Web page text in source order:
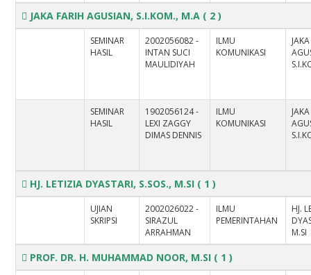
JAKA FARIH AGUSIAN, S.I.KOM., M.A ( 2 )
SEMINAR
HASIL
2002056082 -
INTAN SUCI
MAULIDIYAH
ILMU
KOMUNIKASI
SEMINAR
HASIL
1902056124 -
LEXI ZAGGY
DIMAS DENNIS
ILMU
KOMUNIKASI
HJ. LETIZIA DYASTARI, S.SOS., M.SI ( 1 )
UJIAN
SKRIPSI
2002026022 -
SIRAZUL
ARRAHMAN
ILMU
PEMERINTAHAN
HJ.
M.SI
PROF. DR. H. MUHAMMAD NOOR, M.SI ( 1 )